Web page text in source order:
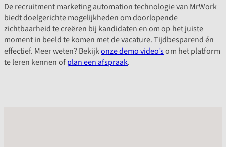
De recruitment marketing automation technologie van MrWork
biedt doelgerichte mogelijkheden om doorlopende
zichtbaarheid te creëren bij kandidaten en om op het juiste
moment in beeld te komen met de vacature. Tijdbesparend én
effectief. Meer weten? Bekijkonze demo video’som het platform
te leren kennen ofplan een afspraak.